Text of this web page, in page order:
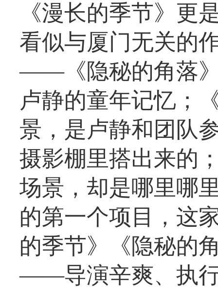
《漫长的季节》更
看似与厦门无关的
——《隐秘的角落
卢静的童年记忆；
景，是卢静和团队
摄影棚里搭出来的
场景，却是哪里哪
的第一个项目，这
的季节》《隐秘的
——导演辛爽、执行